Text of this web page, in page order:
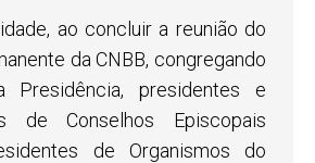
ao concluir a reunião do
da CNBB, congregando
Presidência, presidentes e
de Conselhos Episcopais
de Organismos do